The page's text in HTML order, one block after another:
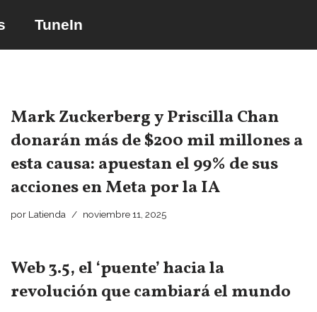
TuneIn
Mark Zuckerberg y Priscilla Chan
donarán más de $200 mil millones a
esta causa: apuestan el 99% de sus
acciones en Meta por la IA
por Latienda noviembre 11, 2025
Web 3.5, el ‘puente’ hacia la
revolución que cambiará el mundo